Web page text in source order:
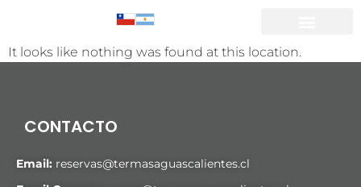
It looks like nothing was found at this location.
CONTACTO
Email: reservas@termasaguascalientes.cl